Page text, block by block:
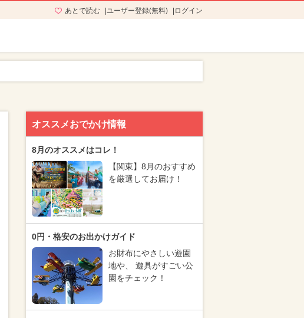
あとで読む ユーザー登録(無料) ログイン
オススメおでかけ情報
8月のオススメはコレ！
【関東】8月のおすすめ
を厳選してお届け！
0円・格安のお出かけガイド
お財布にやさしい遊園
地や、 遊具がすごい公
園をチェック！